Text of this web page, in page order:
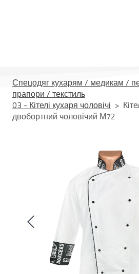
Спецодяг кухарям / медикам /
прапори / текстиль
03 - Кітелі кухаря чоловічі
двобортний чоловічий М72